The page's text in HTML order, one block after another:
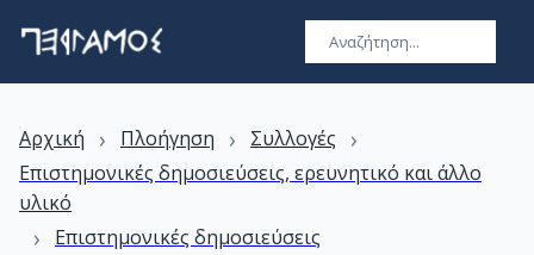
Αρχική › Πλοήγηση › Συλλογές ›
Επιστημονικές δημοσιεύσεις, ερευνητικό και άλλο
υλικό
› Επιστημονικές δημοσιεύσεις